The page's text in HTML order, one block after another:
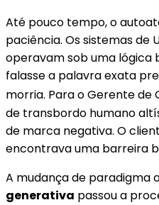
Até pouco tempo, o
paciência. Os sistemas de
operavam sob uma lógica
falasse a palavra exata
morria. Para o Gerente de
de transbordo humano
de marca negativa. O
encontrava uma barreira
A mudança de paradigma
generativa passou a